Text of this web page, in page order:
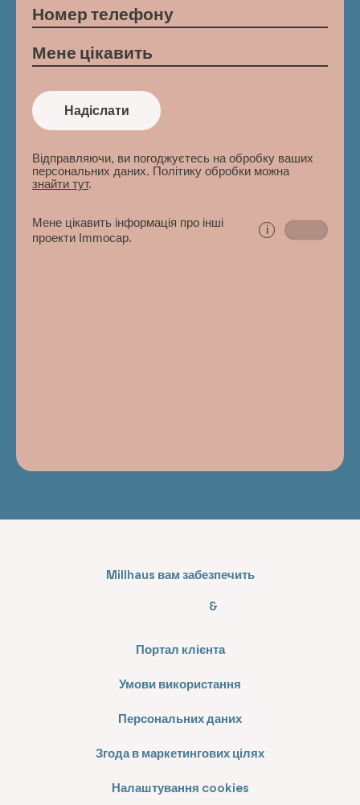
Надіслати
Відправляючи, ви погоджуєтесь на обробку ваших
персональних даних. Політику обробки можна
знайти тут.
Мене цікавить інформація про інші
проекти Immocap.
i
Millhaus вам забезпечить
&
Портал клієнта
Умови використання
Персональних даних
Згода в маркетингових цілях
Налаштування cookies